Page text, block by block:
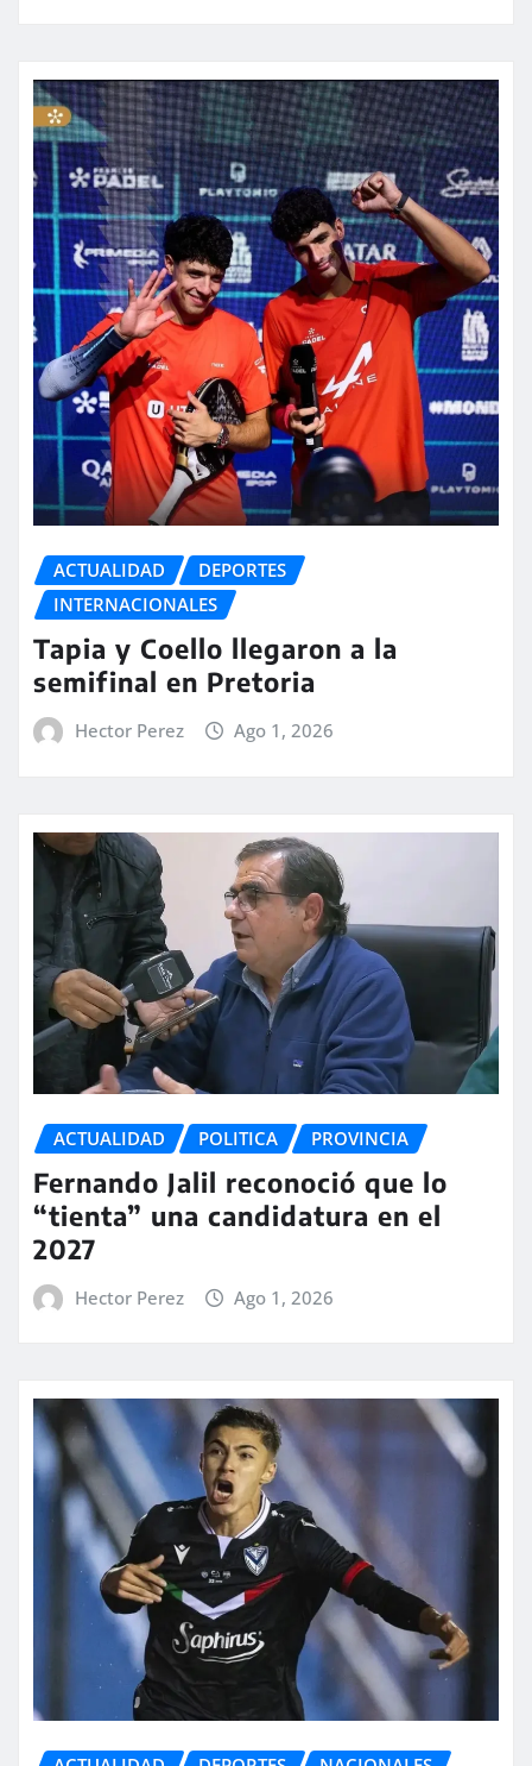
ACTUALIDAD
DEPORTES
INTERNACIONALES
Tapia y Coello llegaron a la
semifinal en Pretoria
Hector Perez Ago 1, 2026
ACTUALIDAD POLITICA PROVINCIA
Fernando Jalil reconoció que lo
“tienta” una candidatura en el
2027
Hector Perez Ago 1, 2026